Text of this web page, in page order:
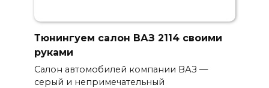
Тюнингуем салон ВАЗ 2114 своими
руками
Салон автомобилей компании ВАЗ —
серый и непримечательный